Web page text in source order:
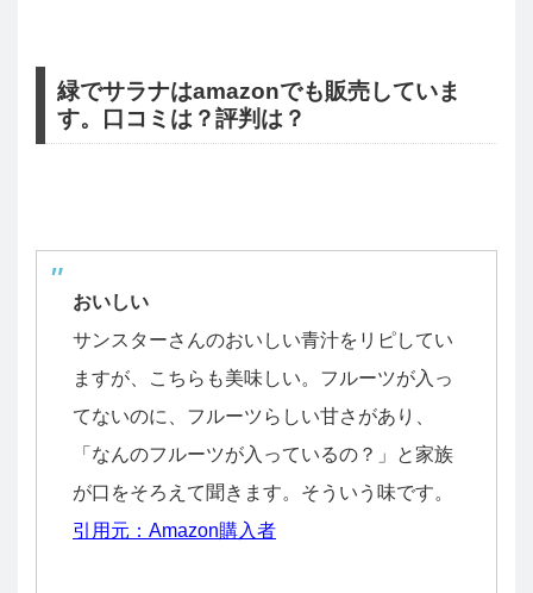
緑でサラナはamazonでも販売していま
す。口コミは？評判は？
おいしい
サンスターさんのおいしい青汁をリピしてい
ますが、こちらも美味しい。フルーツが入っ
てないのに、フルーツらしい甘さがあり、
「なんのフルーツが入っているの？」と家族
が口をそろえて聞きます。そういう味です。
引用元：Amazon購入者